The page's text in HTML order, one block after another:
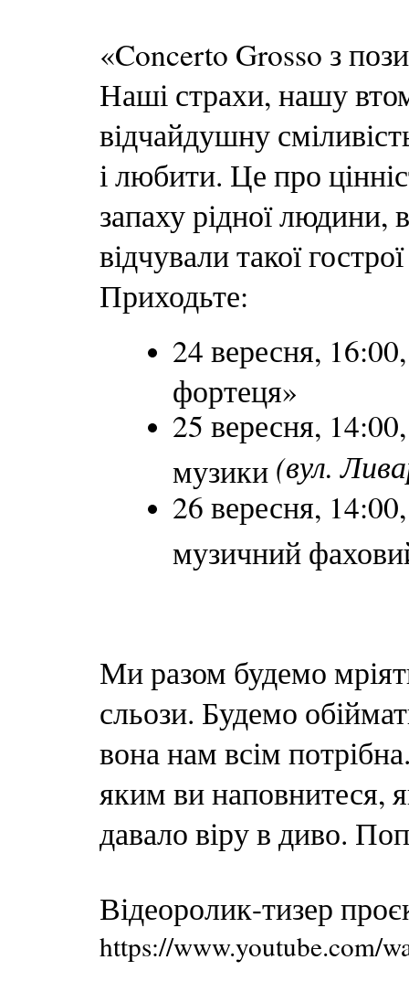
«Concerto Grosso з
Наші страхи, нашу
відчайдушну
і любити. Це про
запаху рідної людини,
відчували такої
Приходьте:
24 вересня,
фортеця»
25 вересня,
музики (вул.
26 вересня,
музичний
Ми разом будемо
сльози. Будемо
вона нам всім
яким ви наповнитеся,
давало віру в диво.
Відеоролик-тизер
https://www.youtube.com/